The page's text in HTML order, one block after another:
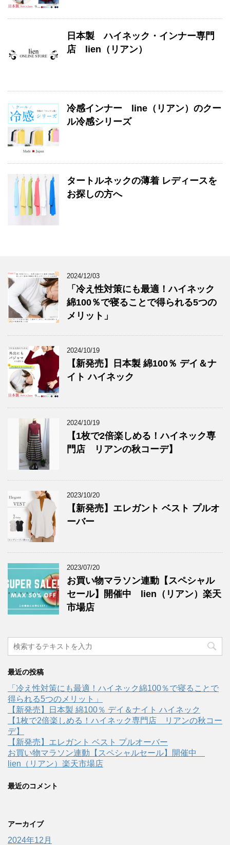
日本製 ハイネック・インナー専門
店 lien（リアン）
冷感インナー line（リアン）のクー
ル冷感シリーズ
タートルネックの薄着 レディースを
お探しの方へ
2024/12/03
「冷え性対策にも最適！ハイネック
綿100％で寝ることで得られる5つの
メリット」
2024/10/19
【新発売】日本製 綿100％ デイ＆ナ
イト ハイネック
2024/10/19
【1枚で2倍楽しめる！ハイネック専
門店 リアンの秋コーデ】
2023/10/20
【新発売】エレガント ベスト プルオ
ーバー
2023/07/20
お買い物マラソン連動【スペシャル
セール】開催中 lien（リアン）楽天
市場店
最近の投稿
「冷え性対策にも最適！ハイネック綿100％で寝ることで
得られる5つのメリット」
【新発売】日本製 綿100％ デイ＆ナイト ハイネック
【1枚で2倍楽しめる！ハイネック専門店 リアンの秋コー
デ】
【新発売】エレガント ベスト プルオーバー
お買い物マラソン連動【スペシャルセール】開催中
lien（リアン）楽天市場店
最近のコメント
アーカイブ
2024年12月